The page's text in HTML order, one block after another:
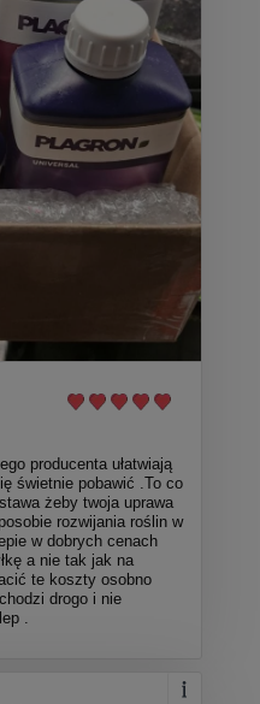
producenta ułatwiają
świetnie pobawić .To co
żeby twoja uprawa
rozwijania roślin w
w dobrych cenach
a nie tak jak na
te koszty osobno
drogo i nie
.